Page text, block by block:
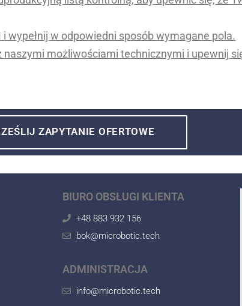
wypełnij w odpowiedni sposób wymagane pola.
naszymi możliwościami technicznymi i upewnij
ZAPYTANIE OFERTOWE
BIURO OBSŁUGI KLIENTA
+48 883 932 156
bok@microbotic.tech
ADMINISTRACJA
info@microbotic.tech